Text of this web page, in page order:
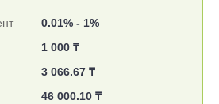
0.01% - 1%
1 000 ₸
3 066.67 ₸
46 000.10 ₸